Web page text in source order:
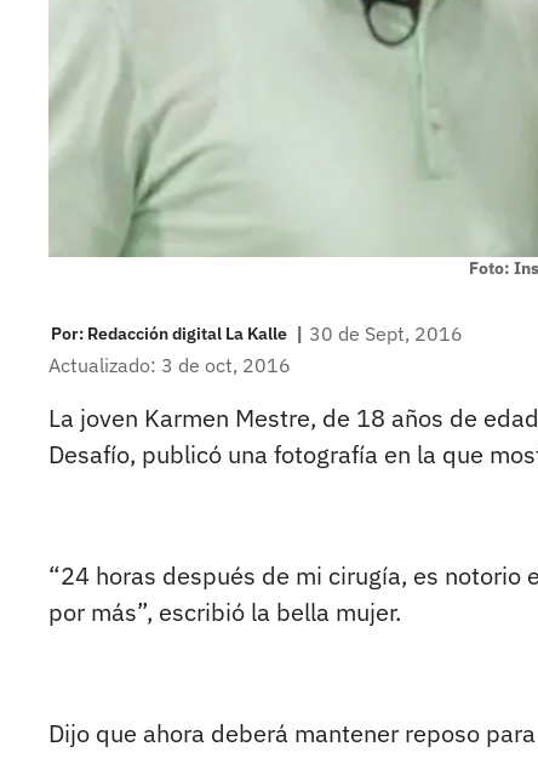
Foto:
Por: Redacción digital La Kalle | 30 de Sept, 2016
Actualizado: 3 de oct, 2016
La joven Karmen Mestre, de 18 años de
Desafío, publicó una fotografía en la que
“24 horas después de mi cirugía, es
por más”, escribió la bella mujer.
Dijo que ahora deberá mantener reposo